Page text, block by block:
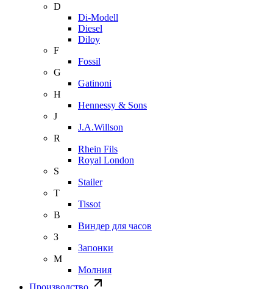
D
Di-Modell
Diesel
Diloy
F
Fossil
G
Gatinoni
H
Hennessy & Sons
J
J.A.Willson
R
Rhein Fils
Royal London
S
Stailer
T
Tissot
В
Виндер для часов
З
Запонки
М
Молния
Производство